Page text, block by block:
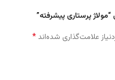
پرستاری پیشرفته”
علامت‌گذاری شده‌اند*